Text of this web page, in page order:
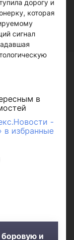
дорогу и
которая
сигнал
в
-
в избранные
и